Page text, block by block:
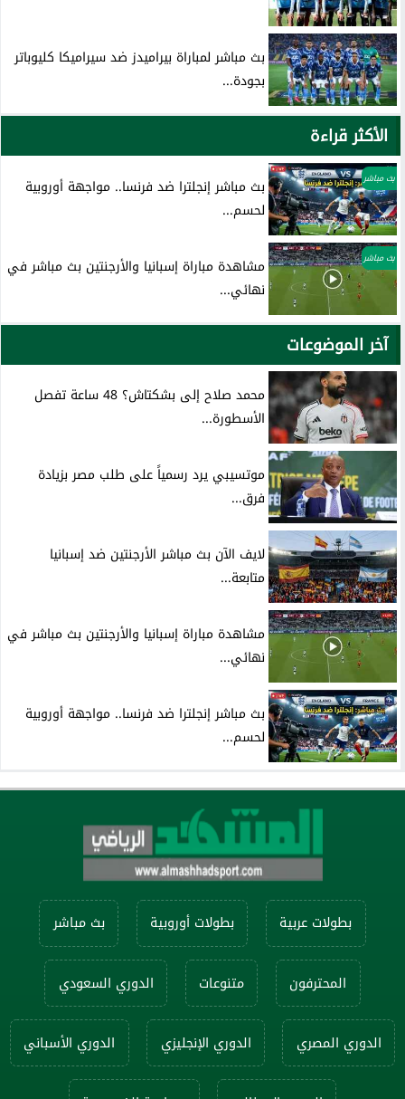
بث مباشر لمباراة بيراميدز ضد سيراميكا كليوباتر
بجودة...
الأكثر قراءة
بث مباشر
بث مباشر إنجلترا ضد فرنسا.. مواجهة أوروبية
لحسم...
بث مباشر
مشاهدة مباراة إسبانيا والأرجنتين بث مباشر في
نهائي...
آخر الموضوعات
محمد صلاح إلى بشكتاش؟ 48 ساعة تفصل
الأسطورة...
موتسيبي يرد رسمياً على طلب مصر بزيادة
فرق...
لايف الآن بث مباشر الأرجنتين ضد إسبانيا
متابعة...
مشاهدة مباراة إسبانيا والأرجنتين بث مباشر في
نهائي...
بث مباشر إنجلترا ضد فرنسا.. مواجهة أوروبية
لحسم...
بطولات عربية بطولات أوروبية بث مباشر
المحترفون متنوعات الدوري السعودي
الدوري المصري الدوري الإنجليزي الدوري الأسباني